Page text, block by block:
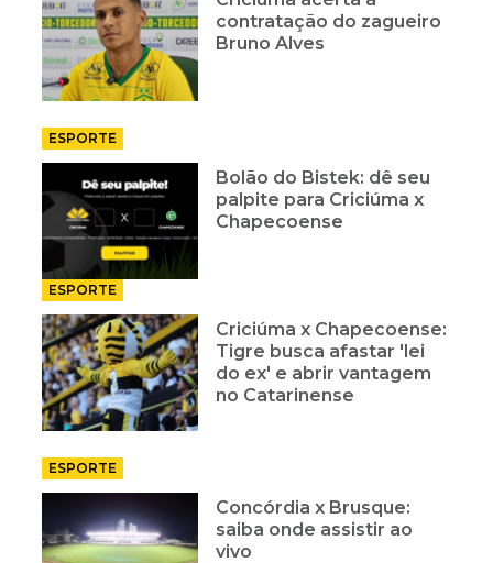
contratação do zagueiro
Bruno Alves
ESPORTE
Bolão do Bistek: dê seu
palpite para Criciúma x
Chapecoense
ESPORTE
Criciúma x Chapecoense:
Tigre busca afastar 'lei
do ex' e abrir vantagem
no Catarinense
ESPORTE
Concórdia x Brusque:
saiba onde assistir ao
vivo